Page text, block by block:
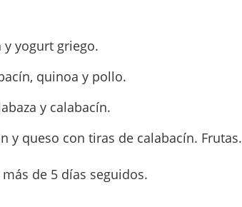
y yogurt griego.
quinoa y pollo.
y calabacín.
y queso con tiras de calabacín. Frutas.
de 5 días seguidos.